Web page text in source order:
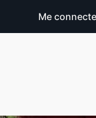
Me